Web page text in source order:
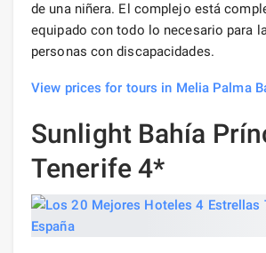
de una niñera. El complejo está
equipado con todo lo necesario para
personas con discapacidades.
View prices for tours in Melia Palma
Sunlight Bahía
Tenerife 4*